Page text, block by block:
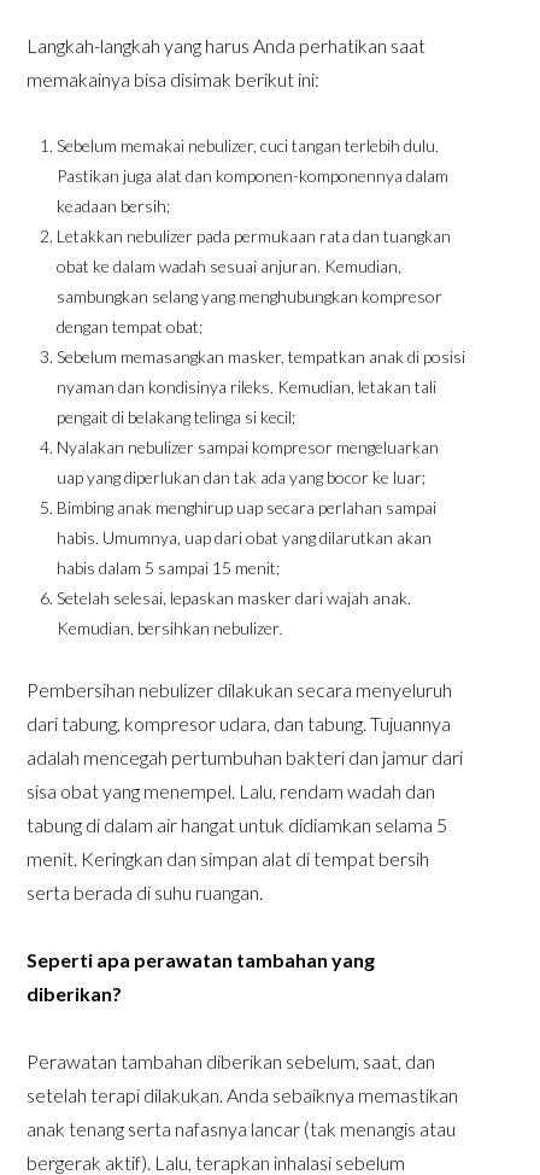
Langkah-langkah yang harus Anda perhatikan saat
memakainya bisa disimak berikut ini:
Sebelum memakai nebulizer, cuci tangan terlebih dulu.
Pastikan juga alat dan komponen-komponennya dalam
keadaan bersih;
Letakkan nebulizer pada permukaan rata dan tuangkan
obat ke dalam wadah sesuai anjuran. Kemudian,
sambungkan selang yang menghubungkan kompresor
dengan tempat obat;
Sebelum memasangkan masker, tempatkan anak di posisi
nyaman dan kondisinya rileks. Kemudian, letakan tali
pengait di belakang telinga si kecil;
Nyalakan nebulizer sampai kompresor mengeluarkan
uap yang diperlukan dan tak ada yang bocor ke luar;
Bimbing anak menghirup uap secara perlahan sampai
habis. Umumnya, uap dari obat yang dilarutkan akan
habis dalam 5 sampai 15 menit;
Setelah selesai, lepaskan masker dari wajah anak.
Kemudian, bersihkan nebulizer.
Pembersihan nebulizer dilakukan secara menyeluruh
dari tabung, kompresor udara, dan tabung. Tujuannya
adalah mencegah pertumbuhan bakteri dan jamur dari
sisa obat yang menempel. Lalu, rendam wadah dan
tabung di dalam air hangat untuk didiamkan selama 5
menit. Keringkan dan simpan alat di tempat bersih
serta berada di suhu ruangan.
Seperti apa perawatan tambahan yang
diberikan?
Perawatan tambahan diberikan sebelum, saat, dan
setelah terapi dilakukan. Anda sebaiknya memastikan
anak tenang serta nafasnya lancar (tak menangis atau
bergerak aktif). Lalu, terapkan inhalasi sebelum